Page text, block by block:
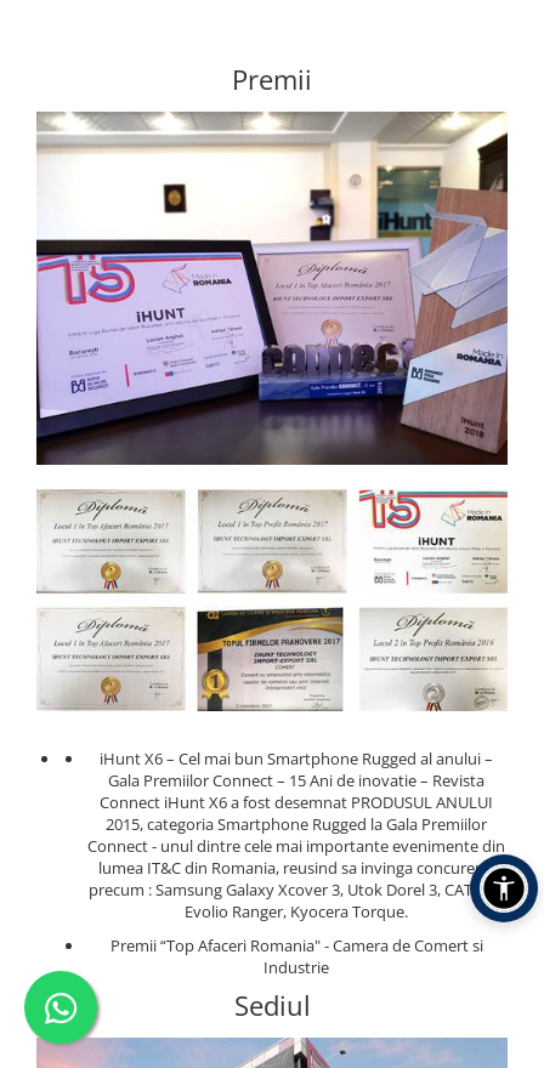
Premii
iHunt X6 – Cel mai bun Smartphone Rugged al anului –
Gala Premiilor Connect – 15 Ani de inovatie – Revista
Connect iHunt X6 a fost desemnat PRODUSUL ANULUI
2015, categoria Smartphone Rugged la Gala Premiilor
Connect - unul dintre cele mai importante evenimente din
lumea IT&C din Romania, reusind sa invinga concurenti
precum : Samsung Galaxy Xcover 3, Utok Dorel 3, CAT S60,
Evolio Ranger, Kyocera Torque.
Premii “Top Afaceri Romania" - Camera de Comert si
Industrie
Sediul